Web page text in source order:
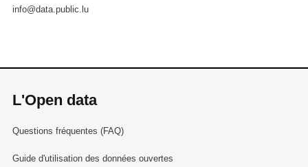
info@data.public.lu
L'Open data
Questions fréquentes (FAQ)
Guide d'utilisation des données ouvertes